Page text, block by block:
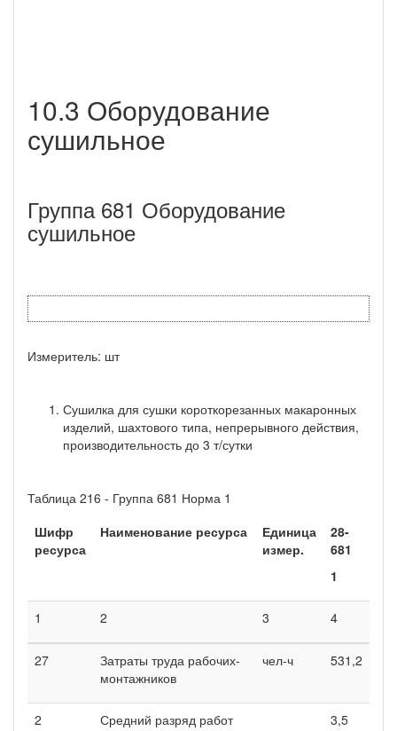
10.3 Оборудование
сушильное
Группа 681 Оборудование
сушильное
Измеритель: шт
Сушилка для сушки короткорезанных макаронных
изделий, шахтового типа, непрерывного действия,
производительность до 3 т/сутки
Таблица 216 - Группа 681 Норма 1
Шифр
ресурса
Наименование ресурса
Единица
измер.
28-
681
1
1 2 3 4
27
Затраты труда рабочих-
монтажников
чел-ч 531,2
2 Средний разряд работ 3,5